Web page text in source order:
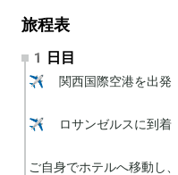
旅程表
1日目
✈️ 関西国際空港を
✈️ ロサンゼルスに
ご自身でホテルへ移動し